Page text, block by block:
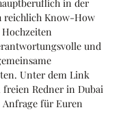
in der
reichlich Know-How
und
Unter dem Link
Redner in Dubai
für Euren